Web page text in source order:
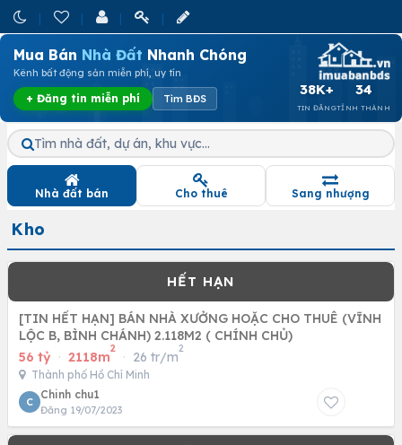
Mua Bán Nhà Đất Nhanh Chóng
Kênh bất động sản miễn phí, uy tín
+ Đăng tin miễn phí Tìm BĐS
38K+
TIN ĐĂNG
34
TỈNH THÀNH
Tìm nhà đất, dự án, khu vực…
Nhà đất bán Cho thuê Sang nhượng
Kho
[TIN HẾT HẠN] BÁN NHÀ XƯỞNG HOẶC CHO THUÊ (VĨNH
LỘC B, BÌNH CHÁNH) 2.118M2 ( CHÍNH CHỦ)
56 tỷ · 2118m
2
· 26 tr/m
2
Thành phố Hồ Chí Minh
C
Chinh chu1
Đăng 19/07/2023